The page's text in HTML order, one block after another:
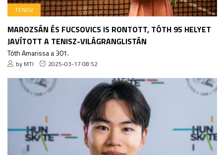
TENISZ
MAROZSÁN ÉS FUCSOVICS IS RONTOTT, TÓTH 95 HELYET
JAVÍTOTT A TENISZ-VILÁGRANGLISTÁN
Tóth Amarissa a 301.
by MTI 2025-03-17 08:52